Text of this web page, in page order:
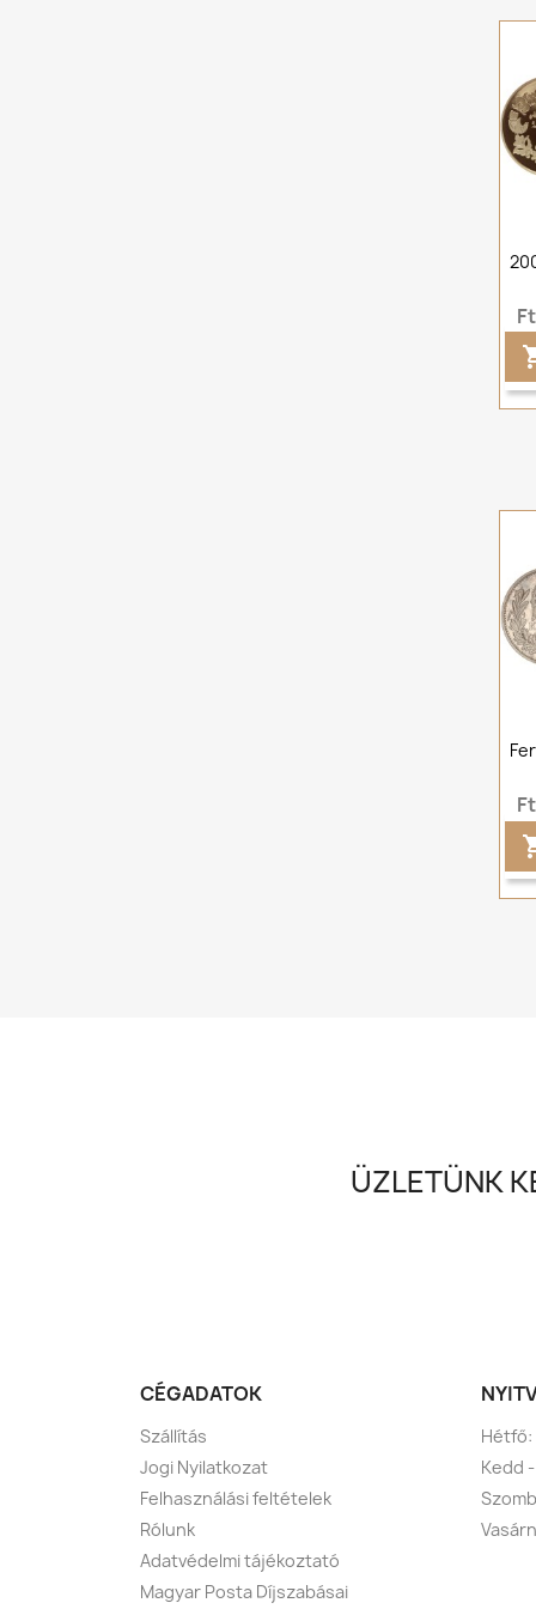
ÜZLETÜNK
CÉGADATOK
Szállítás
Jogi Nyilatkozat
Felhasználási feltételek
Rólunk
Adatvédelmi tájékoztató
Magyar Posta Díjszabásai
Hétfő:
Kedd